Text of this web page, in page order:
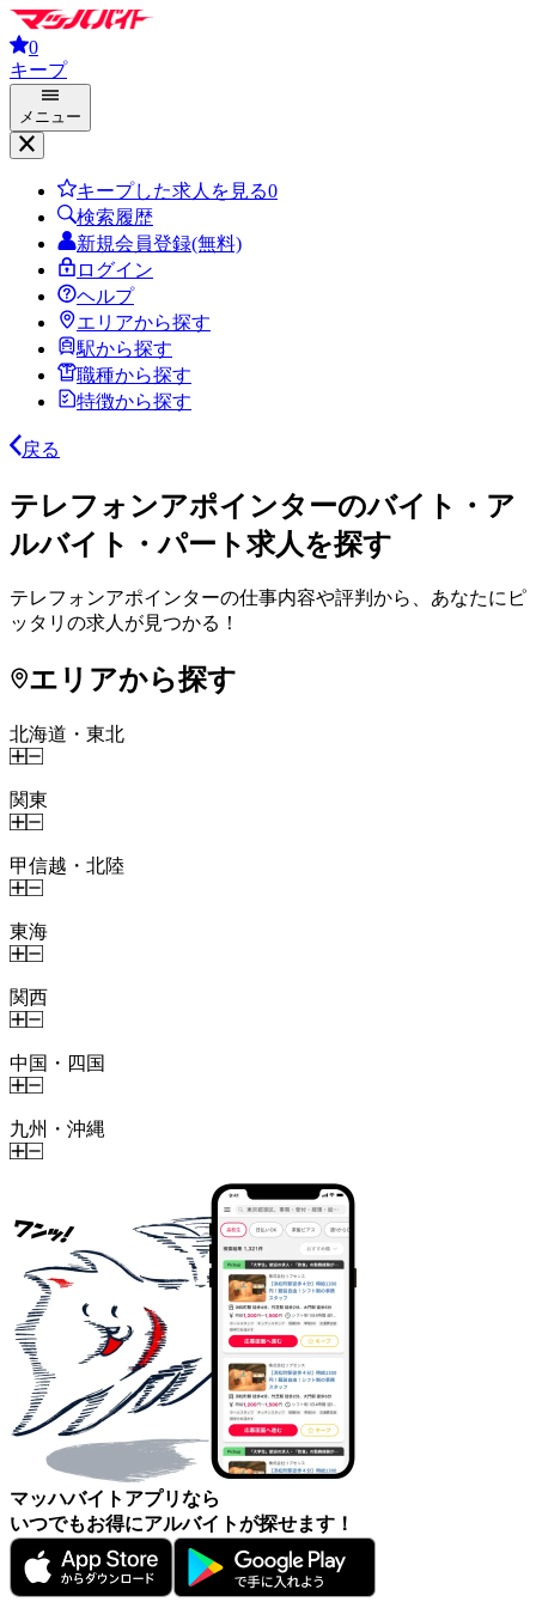
0
キープ
メニュー
キープした求人を見る0
検索履歴
新規会員登録(無料)
ログイン
ヘルプ
エリアから探す
駅から探す
職種から探す
特徴から探す
戻る
テレフォンアポインターのバイト・ア
ルバイト・パート求人を探す
テレフォンアポインターの仕事内容や評判から、あなたにピ
ッタリの求人が見つかる！
エリアから探す
北海道・東北
関東
甲信越・北陸
東海
関西
中国・四国
九州・沖縄
マッハバイトアプリなら
いつでもお得にアルバイトが探せます！